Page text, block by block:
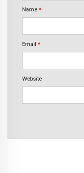
Name *
Email *
Website